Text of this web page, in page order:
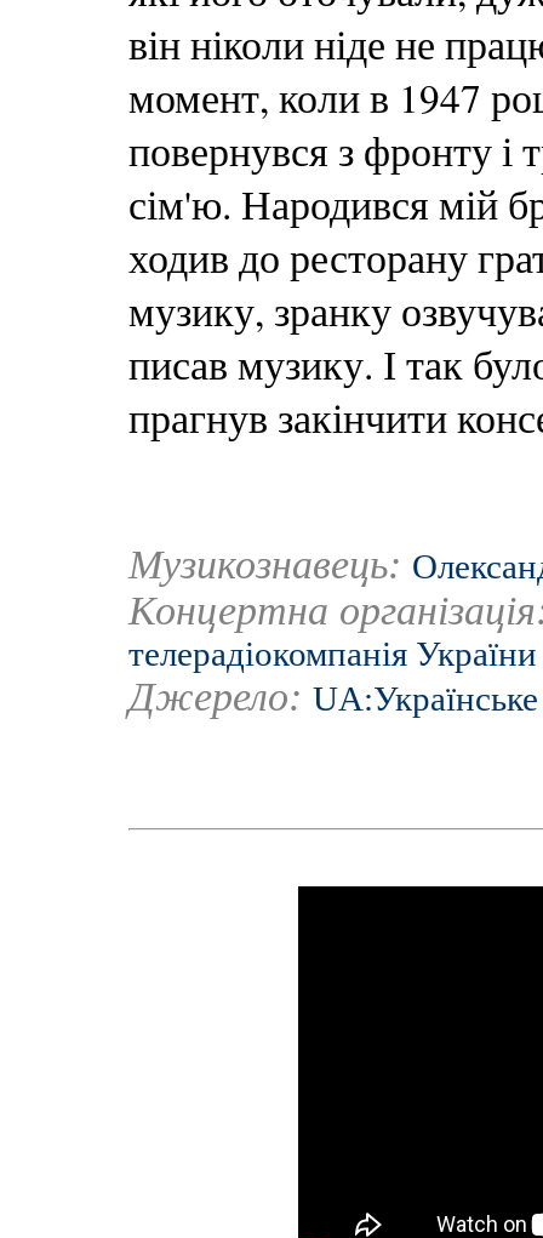
він ніколи ніде не
момент, коли в 1947
повернувся з фронту і
сім'ю. Народився мій
ходив до ресторану
музику, зранку
писав музику. І так
прагнув закінчити
Музикознавець:
Концертна
телерадіокомпанія України
Джерело: UA:Українське